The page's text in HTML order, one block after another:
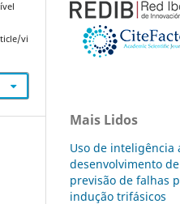
vi
Mais Lidos
Uso de inteligência
desenvolvimento
previsão de falhas
indução trifásicos